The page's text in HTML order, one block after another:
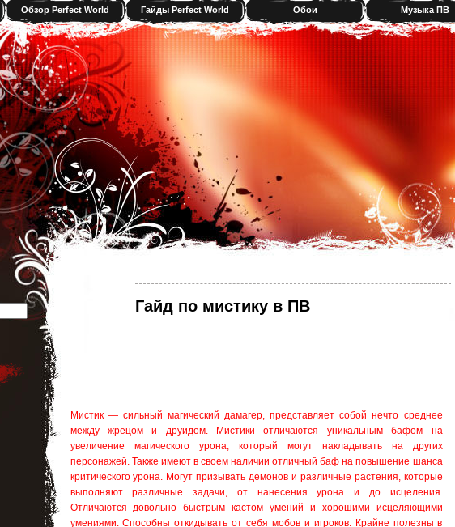
Обзор Perfect World Гайды Perfect World Обои Музыка ПВ
Гайд по мистику в ПВ
Мистик — сильный магический дамагер, представляет собой нечто среднее
между жрецом и друидом. Мистики отличаются уникальным бафом на
увеличение магического урона, который могут накладывать на других
персонажей. Также имеют в своем наличии отличный баф на повышение шанса
критического урона. Могут призывать демонов и различные растения, которые
выполняют различные задачи, от нанесения урона и до исцеления.
Отличаются довольно быстрым кастом умений и хорошими исцеляющими
умениями. Способны откидывать от себя мобов и игроков. Крайне полезны в